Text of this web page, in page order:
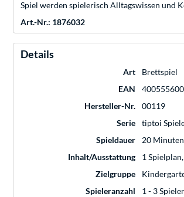
Spiel werden spielerisch Alltagswissen
Art.-Nr.: 1876032
Details
Art
Brettspiel
EAN
Hersteller-Nr.
00119
Serie
tiptoi
Spieldauer
20 Minuten
Inhalt/Ausstattung
1
Zielgruppe
Spieleranzahl
1 - 3 Spieler